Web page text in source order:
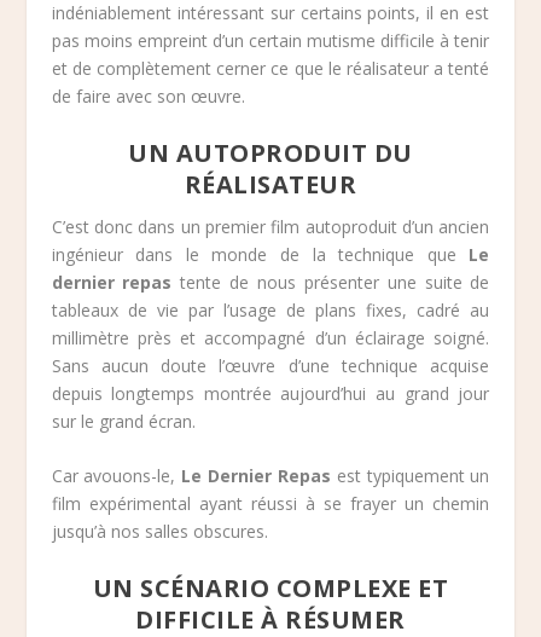
indéniablement intéressant sur certains points, il en est
pas moins empreint d’un certain mutisme difficile à tenir
et de complètement cerner ce que le réalisateur a tenté
de faire avec son œuvre.
UN AUTOPRODUIT DU
RÉALISATEUR
C’est donc dans un premier film autoproduit d’un ancien
ingénieur dans le monde de la technique que Le
dernier repas tente de nous présenter une suite de
tableaux de vie par l’usage de plans fixes, cadré au
millimètre près et accompagné d’un éclairage soigné.
Sans aucun doute l’œuvre d’une technique acquise
depuis longtemps montrée aujourd’hui au grand jour
sur le grand écran.
Car avouons-le, Le Dernier Repas est typiquement un
film expérimental ayant réussi à se frayer un chemin
jusqu’à nos salles obscures.
UN SCÉNARIO COMPLEXE ET
DIFFICILE À RÉSUMER